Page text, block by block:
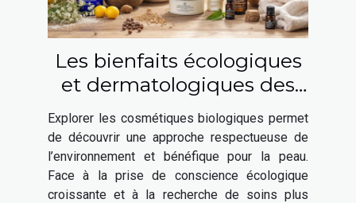
Les bienfaits écologiques
et dermatologiques des
cosmétiques biologiques
Explorer les cosmétiques biologiques permet
de découvrir une approche respectueuse de
l’environnement et bénéfique pour la peau.
Face à la prise de conscience écologique
croissante et à la recherche de soins plus